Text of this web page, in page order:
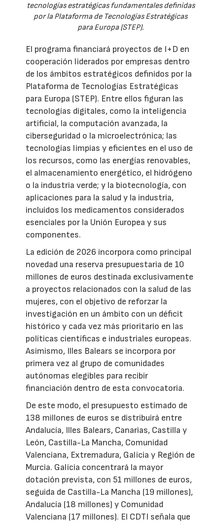
tecnologías estratégicas fundamentales definidas
por la Plataforma de Tecnologías Estratégicas
para Europa (STEP).
El programa financiará proyectos de I+D en
cooperación liderados por empresas dentro
de los ámbitos estratégicos definidos por la
Plataforma de Tecnologías Estratégicas
para Europa (STEP). Entre ellos figuran las
tecnologías digitales, como la inteligencia
artificial, la computación avanzada, la
ciberseguridad o la microelectrónica; las
tecnologías limpias y eficientes en el uso de
los recursos, como las energías renovables,
el almacenamiento energético, el hidrógeno
o la industria verde; y la biotecnología, con
aplicaciones para la salud y la industria,
incluidos los medicamentos considerados
esenciales por la Unión Europea y sus
componentes.
La edición de 2026 incorpora como principal
novedad una reserva presupuestaria de 10
millones de euros destinada exclusivamente
a proyectos relacionados con la salud de las
mujeres, con el objetivo de reforzar la
investigación en un ámbito con un déficit
histórico y cada vez más prioritario en las
políticas científicas e industriales europeas.
Asimismo, Illes Balears se incorpora por
primera vez al grupo de comunidades
autónomas elegibles para recibir
financiación dentro de esta convocatoria.
De este modo, el presupuesto estimado de
138 millones de euros se distribuirá entre
Andalucía, Illes Balears, Canarias, Castilla y
León, Castilla-La Mancha, Comunidad
Valenciana, Extremadura, Galicia y Región de
Murcia. Galicia concentrará la mayor
dotación prevista, con 51 millones de euros,
seguida de Castilla-La Mancha (19 millones),
Andalucía (18 millones) y Comunidad
Valenciana (17 millones). El CDTI señala que